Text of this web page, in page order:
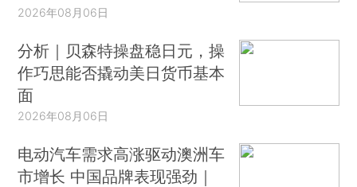
2026年08月06日
分析｜贝森特操盘稳日元，操
作巧思能否撬动美日货币基本
面
2026年08月06日
电动汽车需求高涨驱动澳洲车
市增长 中国品牌表现强劲｜